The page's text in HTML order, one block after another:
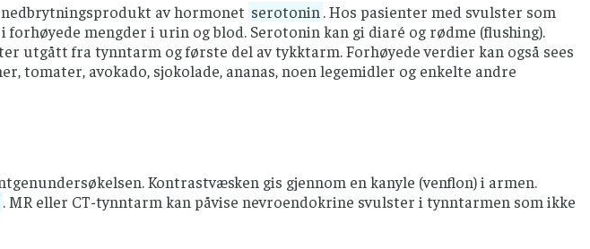
av hormonet serotonin . Hos pasienter med svulster som
mengder i urin og blod. Serotonin kan gi diaré og rødme (flushing).
utgått fra tynntarm og første del av tykktarm. Forhøyede verdier kan også sees
tomater, avokado, sjokolade, ananas, noen legemidler og enkelte andre
Kontrastvæsken gis gjennom en kanyle (venflon) i armen.
. MR eller CT-tynntarm kan påvise nevroendokrine svulster i tynntarmen som ikke